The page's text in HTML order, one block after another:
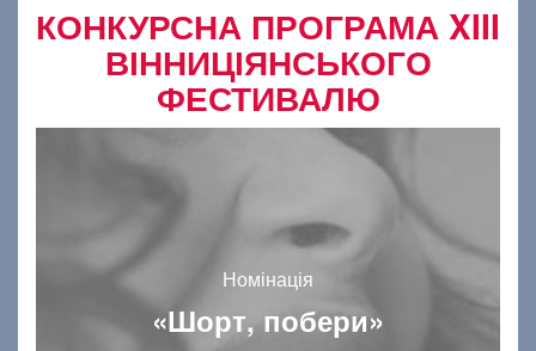
КОНКУРСНА ПРОГРАМА XIII
ВІННИЦІЯНСЬКОГО
ФЕСТИВАЛЮ
Номінація
«Шорт, побери»